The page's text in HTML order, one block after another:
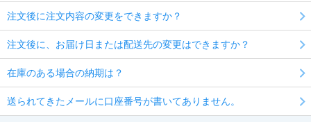
注文後に注文内容の変更をできますか？
注文後に、お届け日または配送先の変更はできますか？
在庫のある場合の納期は？
送られてきたメールに口座番号が書いてありません。